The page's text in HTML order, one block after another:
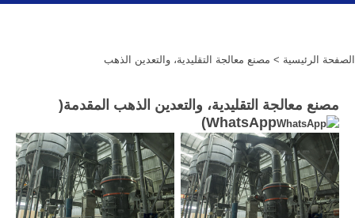
الصفحة الرئيسية > مصنع معالجة التقليدية، والتعدين الذهب
مصنع معالجة التقليدية، والتعدين الذهب المقدمة(
WhatsApp
)